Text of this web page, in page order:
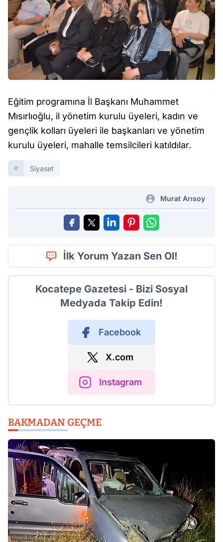
Eğitim programına İl Başkanı Muhammet
Mısırlıoğlu, il yönetim kurulu üyeleri, kadın ve
gençlik kolları üyeleri ile başkanları ve yönetim
kurulu üyeleri, mahalle temsilcileri katıldılar.
Siyaset
Murat Arısoy
İlk Yorum Yazan Sen Ol!
Kocatepe Gazetesi - Bizi Sosyal
Medyada Takip Edin!
Facebook
X.com
Instagram
BAKMADAN GEÇME